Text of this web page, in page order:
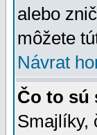
alebo
môžete
Návrat
Čo to sú
Smajlíky,